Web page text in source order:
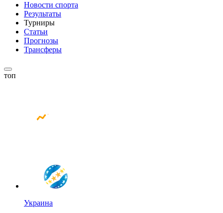
Новости спорта
Результаты
Турниры
Статьи
Прогнозы
Трансферы
топ
Украина